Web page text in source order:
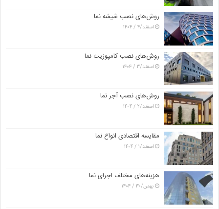
روش‌های نصب شیشه نما
اسفند/۴ / ۱۴۰۴
روش‌های نصب کامپوزیت نما
اسفند/۳ / ۱۴۰۴
روش‌های نصب آجر نما
اسفند/۲ / ۱۴۰۴
مقایسه اقتصادی انواع نما
اسفند/۱ / ۱۴۰۴
هزینه‌های مختلف اجرای نما
بهمن/۳۰ / ۱۴۰۴